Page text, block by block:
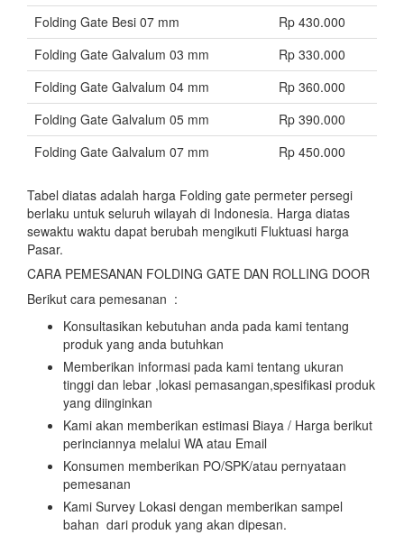
Folding Gate Besi 07 mm
Rp 430.000
Folding Gate Galvalum 03 mm
Rp 330.000
Folding Gate Galvalum 04 mm
Rp 360.000
Folding Gate Galvalum 05 mm
Rp 390.000
Folding Gate Galvalum 07 mm
Rp 450.000
Tabel diatas adalah harga Folding gate permeter persegi
berlaku untuk seluruh wilayah di Indonesia. Harga diatas
sewaktu waktu dapat berubah mengikuti Fluktuasi harga
Pasar.
CARA PEMESANAN FOLDING GATE DAN ROLLING DOOR
Berikut cara pemesanan :
Konsultasikan kebutuhan anda pada kami tentang
produk yang anda butuhkan
Memberikan informasi pada kami tentang ukuran
tinggi dan lebar ,lokasi pemasangan,spesifikasi produk
yang diinginkan
Kami akan memberikan estimasi Biaya / Harga berikut
perinciannya melalui WA atau Email
Konsumen memberikan PO/SPK/atau pernyataan
pemesanan
Kami Survey Lokasi dengan memberikan sampel
bahan dari produk yang akan dipesan.